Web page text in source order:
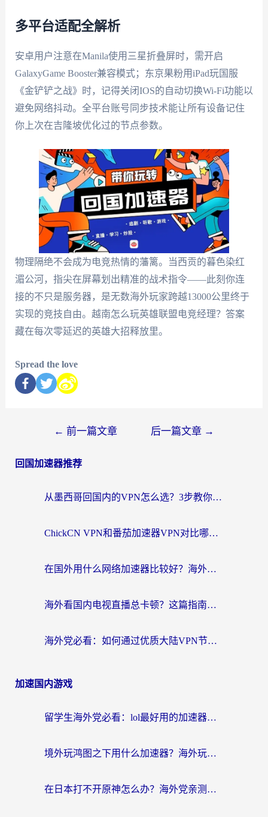
多平台适配全解析
安卓用户注意在Manila使用三星折叠屏时，需开启
GalaxyGame Booster兼容模式；东京果粉用iPad玩国服
《金铲铲之战》时，记得关闭IOS的自动切换Wi-Fi功能以
避免网络抖动。全平台账号同步技术能让所有设备记住
你上次在吉隆坡优化过的节点参数。
物理隔绝不会成为电竞热情的藩篱。当西贡的暮色染红
湄公河，指尖在屏幕划出精准的战术指令——此刻你连
接的不只是服务器，是无数海外玩家跨越13000公里终于
实现的竞技自由。越南怎么玩英雄联盟电竞经理？答案
藏在每次零延迟的英雄大招释放里。
Spread the love
← 前一篇文章 后一篇文章 →
回国加速器推荐
从墨西哥回国内的VPN怎么选？3步教你无缝刷剧、玩国服游戏
ChickCN VPN和番茄加速器VPN对比哪个回国效果更好？海外党亲测后的真实答案
在国外用什么网络加速器比较好？海外党亲测：从痛点到解决方案的全攻略
海外看国内电视直播总卡顿？这篇指南教你选对回国加速器，无缝追剧不发愁
海外党必看：如何通过优质大陆VPN节点无缝访问国内资源？
加速国内游戏
留学生海外党必看：lol最好用的加速器怎么选？附一梦江湖、神鬼传奇加速攻略
境外玩鸿图之下用什么加速器？海外玩家必看的国服游戏加速全攻略
在日本打不开原神怎么办？海外党亲测有效的国服游戏加速指南